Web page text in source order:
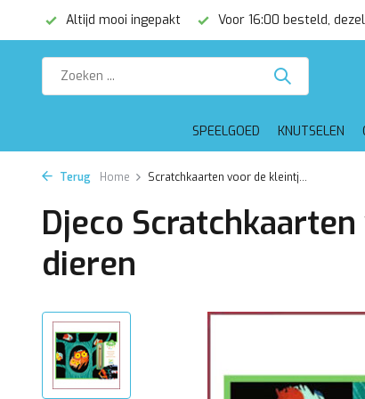
Altijd mooi ingepakt Voor 16:00 besteld,
SPEELGOED KNUTSELEN
Terug Home Scratchkaarten voor de kleintj...
Djeco
dieren